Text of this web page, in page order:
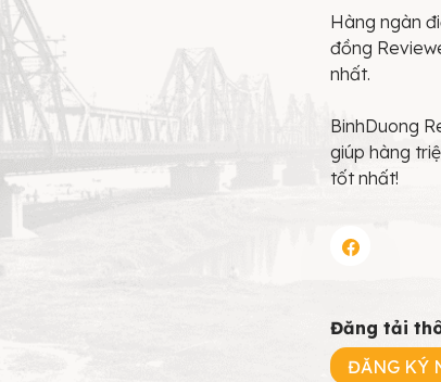
Hàng ngàn
đồng
nhất.
BinhDuong
giúp hàng
tốt nhất!
Đăng tải
ĐĂNG KÝ